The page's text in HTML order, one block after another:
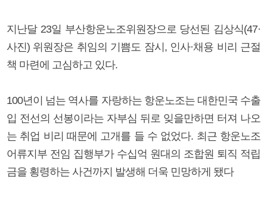
지난달 23일 부산항운노조위원장으로 당선된 김상식(47·
사진) 위원장은 취임의 기쁨도 잠시, 인사·채용 비리 근절
책 마련에 고심하고 있다.
100년이 넘는 역사를 자랑하는 항운노조는 대한민국 수출
입 전선의 선봉이라는 자부심 뒤로 잊을만하면 터져 나오
는 취업 비리 때문에 고개를 들 수 없었다. 최근 항운노조
어류지부 전임 집행부가 수십억 원대의 조합원 퇴직 적립
금을 횡령하는 사건까지 발생해 더욱 민망하게 됐다